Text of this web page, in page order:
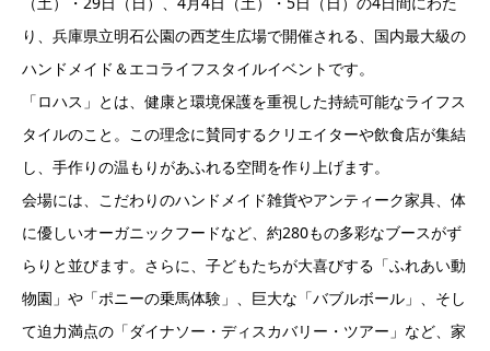
り、兵庫県立明石公園の西芝生広場で開催される、国内最大級の
ハンドメイド＆エコライフスタイルイベントです。
「ロハス」とは、健康と環境保護を重視した持続可能なライフス
タイルのこと。この理念に賛同するクリエイターや飲食店が集結
し、手作りの温もりがあふれる空間を作り上げます。
会場には、こだわりのハンドメイド雑貨やアンティーク家具、体
に優しいオーガニックフードなど、約280もの多彩なブースがず
らりと並びます。さらに、子どもたちが大喜びする「ふれあい動
物園」や「ポニーの乗馬体験」、巨大な「バブルボール」、そし
て迫力満点の「ダイナソー・ディスカバリー・ツアー」など、家